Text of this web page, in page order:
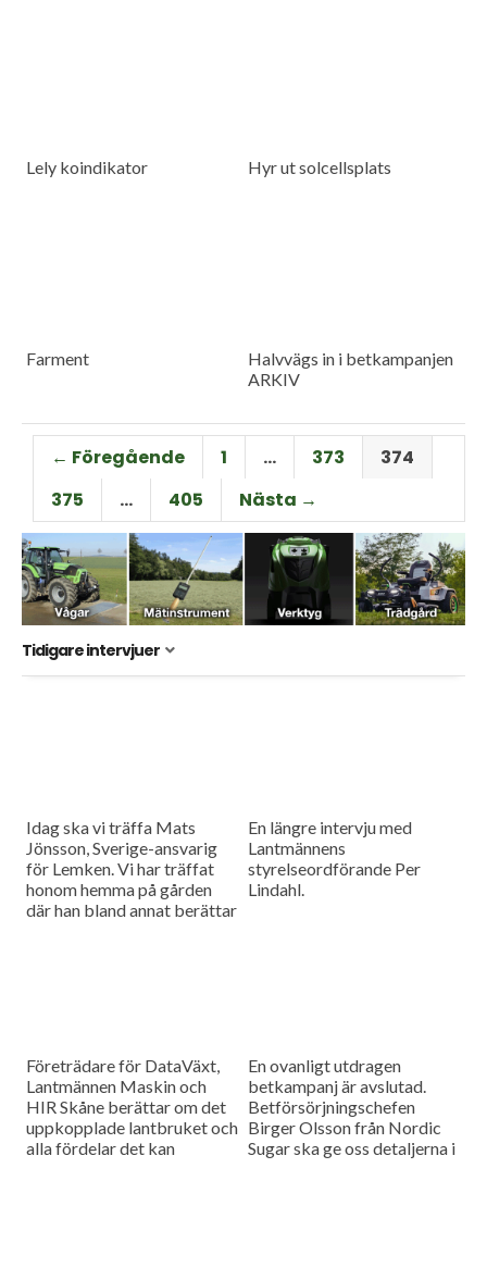
Lely koindikator Hyr ut solcellsplats
Farment
Halvvägs in i betkampanjen
ARKIV
← Föregående 1 … 373
374
375
… 405 Nästa →
Tidigare intervjuer
Idag ska vi träffa Mats
Jönsson, Sverige-ansvarig
för Lemken. Vi har träffat
honom hemma på gården
där han bland annat berättar
En längre intervju med
Lantmännens
styrelseordförande Per
Lindahl.
Företrädare för DataVäxt,
Lantmännen Maskin och
HIR Skåne berättar om det
uppkopplade lantbruket och
alla fördelar det kan
En ovanligt utdragen
betkampanj är avslutad.
Betförsörjningschefen
Birger Olsson från Nordic
Sugar ska ge oss detaljerna i